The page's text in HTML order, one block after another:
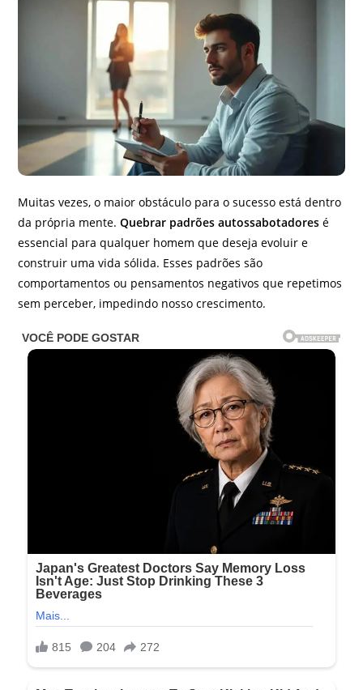
Muitas vezes, o maior obstáculo para o sucesso está dentro
da própria mente.Quebrar padrões autossabotadores é
essencial para qualquer homem que deseja evoluir e
construir uma vida sólida. Esses padrões são
comportamentos ou pensamentos negativos que repetimos
sem perceber, impedindo nosso crescimento.